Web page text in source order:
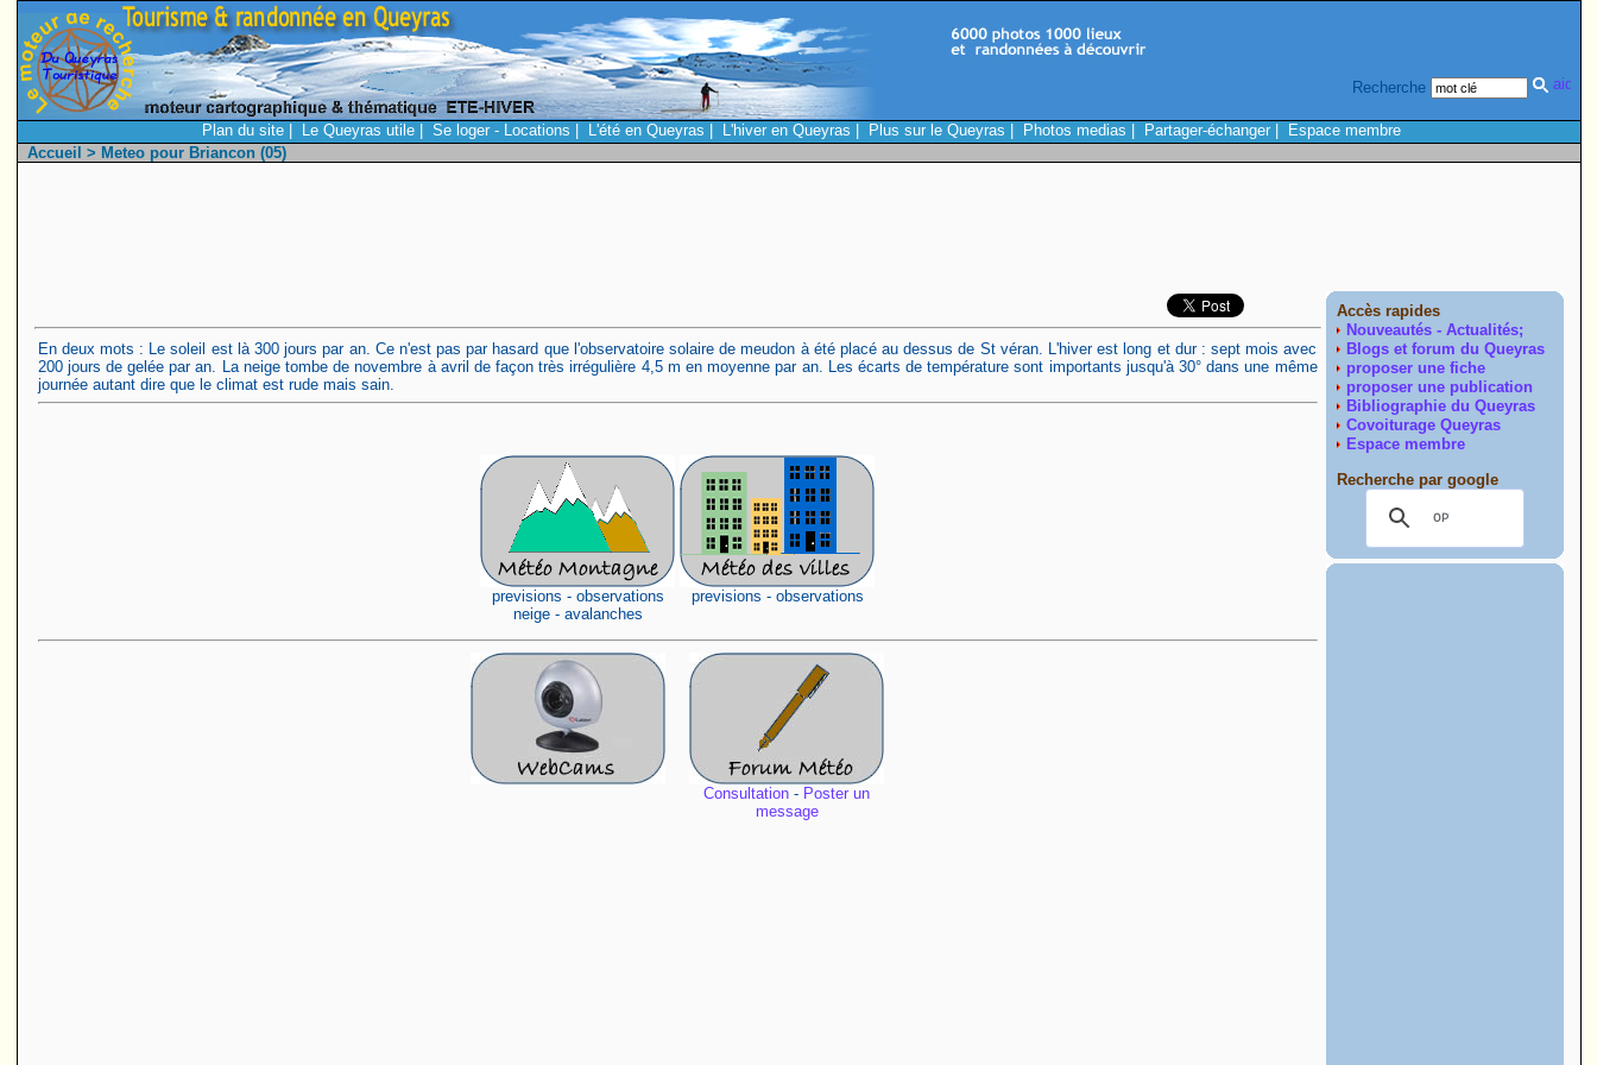
Recherche
Plan du site| Le Queyras utile| Se loger - Locations L'été en Queyras L'hiver en Queyras Plus sur le Queyras Photos medias Partager-échanger|
Espace membre
Accueil > Meteo pour Briancon (05)
En deux mots : Le soleil est là 300 jours par an. Ce n'est pas par hasard que l'observatoire solaire de meudon à été placé au dessus de St véran. L'hiver est long et dur : sept mois avec
200 jours de gelée par an. La neige tombe de novembre à avril de façon très irrégulière 4,5 m en moyenne par an. Les écarts de température sont importants jusqu'à 30° dans une même
journée autant dire que le climat est rude mais sain.
previsions - observations
neige - avalanches
previsions - observations
Consultation - Poster un
message
Accès rapides
Nouveautés - Actualités;
Blogs et forum du Queyras
proposer une fiche
proposer une publication
Bibliographie du Queyras
Covoiturage Queyras
Espace membre
Recherche par google